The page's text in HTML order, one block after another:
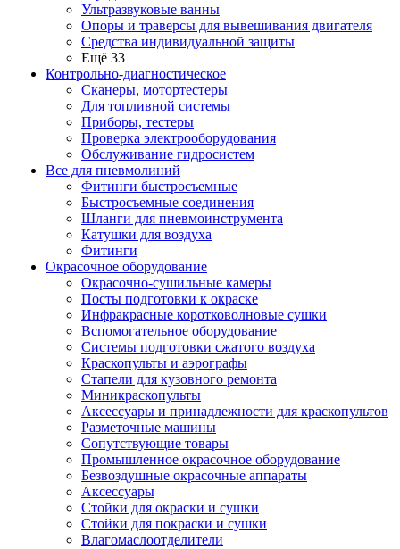
Ультразвуковые ванны
Опоры и траверсы для вывешивания двигателя
Средства индивидуальной защиты
Ещё 33
Контрольно-диагностическое
Сканеры, мотортестеры
Для топливной системы
Приборы, тестеры
Проверка электрооборудования
Обслуживание гидросистем
Все для пневмолиний
Фитинги быстросъемные
Быстросъемные соединения
Шланги для пневмоинструмента
Катушки для воздуха
Фитинги
Окрасочное оборудование
Окрасочно-сушильные камеры
Посты подготовки к окраске
Инфракрасные коротковолновые сушки
Вспомогательное оборудование
Системы подготовки сжатого воздуха
Краскопульты и аэрографы
Стапели для кузовного ремонта
Миникраскопульты
Аксессуары и принадлежности для краскопультов
Разметочные машины
Сопутствующие товары
Промышленное окрасочное оборудование
Безвоздушные окрасочные аппараты
Аксессуары
Стойки для окраски и сушки
Стойки для покраски и сушки
Влагомаслоотделители